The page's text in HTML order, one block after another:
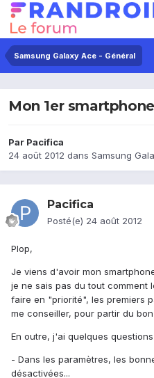
Samsung Galaxy Ace - Général
Mon 1er
Par Pacifica
24 août 2012 dans Samsung
Pacifica
Posté(e) 24 août 2012
Plop,
Je viens d'avoir mon
je ne sais pas du tout comment
faire en "priorité", les premiers
me conseiller, pour partir du
En outre, j'ai quelques questions
- Dans les paramètres, les
désactivées...